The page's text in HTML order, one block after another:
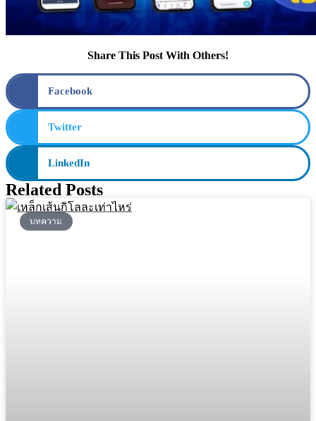
Share This Post With Others!
Facebook
Twitter
LinkedIn
Related Posts
บทความ